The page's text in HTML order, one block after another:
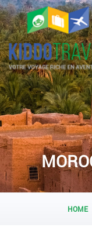
HOME